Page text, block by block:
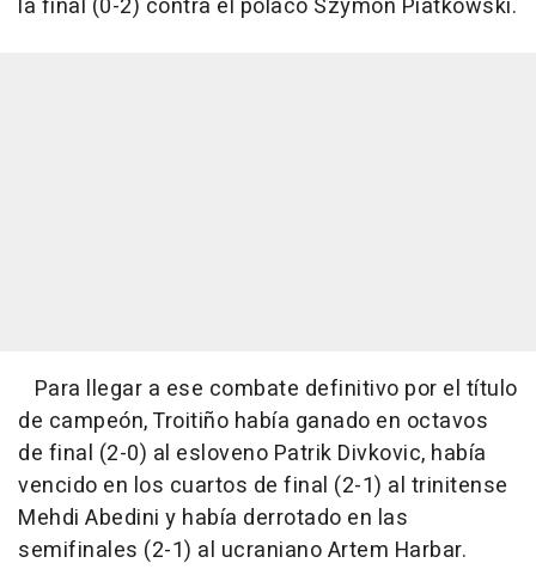
la final (0-2) contra el polaco Szymon Piatkowski.
Para llegar a ese combate definitivo por el título
de campeón, Troitiño había ganado en octavos
de final (2-0) al esloveno Patrik Divkovic, había
vencido en los cuartos de final (2-1) al trinitense
Mehdi Abedini y había derrotado en las
semifinales (2-1) al ucraniano Artem Harbar.